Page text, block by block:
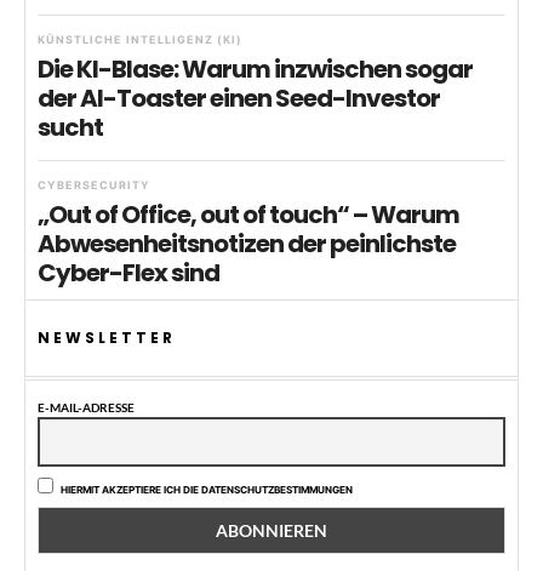
KÜNSTLICHE INTELLIGENZ (KI)
Die KI-Blase: Warum inzwischen sogar
der AI-Toaster einen Seed-Investor
sucht
CYBERSECURITY
„Out of Office, out of touch“ – Warum
Abwesenheitsnotizen der peinlichste
Cyber-Flex sind
NEWSLETTER
E-MAIL-ADRESSE
HIERMIT AKZEPTIERE ICH DIE DATENSCHUTZBESTIMMUNGEN